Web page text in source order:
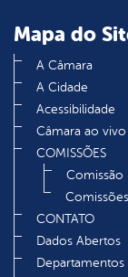
Mapa do
A Câmara
A Cidade
Acessibilidade
Câmara ao vivo
COMISSÕES
Comissão
CONTATO
Dados Abertos
Departamentos